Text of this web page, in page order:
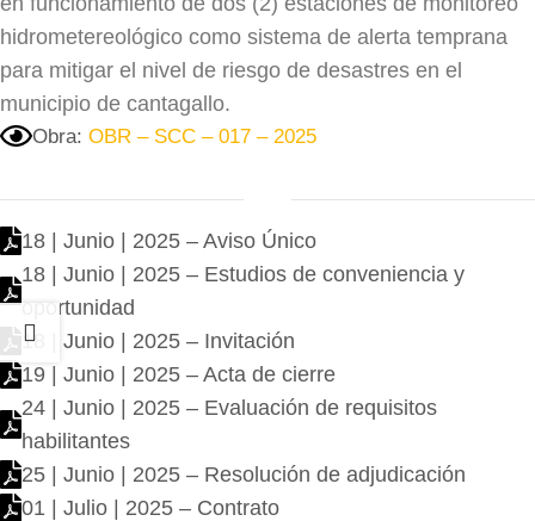
hidrometereológico como sistema de alerta temprana
para mitigar el nivel de riesgo de desastres en el
municipio de cantagallo.
Obra: OBR – SCC – 017 – 2025
18 | Junio | 2025 – Aviso Único
18 | Junio | 2025 – Estudios de conveniencia y
oportunidad
18 | Junio | 2025 – Invitación
19 | Junio | 2025 – Acta de cierre
24 | Junio | 2025 – Evaluación de requisitos
habilitantes
25 | Junio | 2025 – Resolución de adjudicación
01 | Julio | 2025 – Contrato